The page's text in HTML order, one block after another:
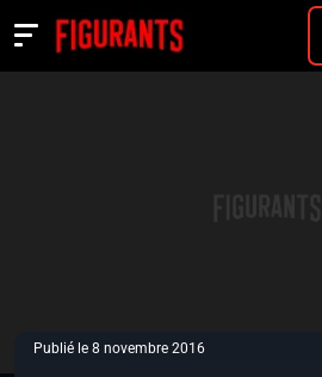
Actualités
Publié le 8 novembre 2016